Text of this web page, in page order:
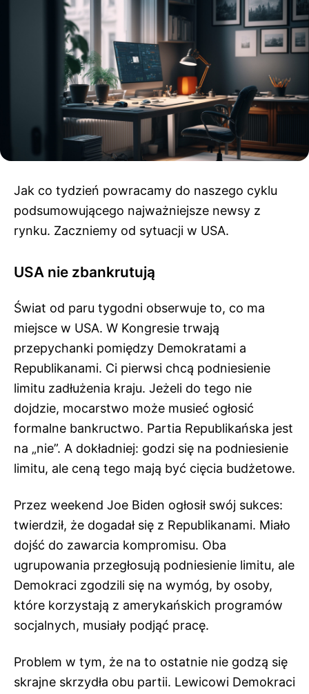
Jak co tydzień powracamy do naszego cyklu
podsumowującego najważniejsze newsy z
rynku. Zaczniemy od sytuacji w USA.
USA nie zbankrutują
Świat od paru tygodni obserwuje to, co ma
miejsce w USA. W Kongresie trwają
przepychanki pomiędzy Demokratami a
Republikanami. Ci pierwsi chcą podniesienie
limitu zadłużenia kraju. Jeżeli do tego nie
dojdzie, mocarstwo może musieć ogłosić
formalne bankructwo. Partia Republikańska jest
na „nie”. A dokładniej: godzi się na podniesienie
limitu, ale ceną tego mają być cięcia budżetowe.
Przez weekend Joe Biden ogłosił swój sukces:
twierdził, że dogadał się z Republikanami. Miało
dojść do zawarcia kompromisu. Oba
ugrupowania przegłosują podniesienie limitu, ale
Demokraci zgodzili się na wymóg, by osoby,
które korzystają z amerykańskich programów
socjalnych, musiały podjąć pracę.
Problem w tym, że na to ostatnie nie godzą się
skrajne skrzydła obu partii. Lewicowi Demokraci